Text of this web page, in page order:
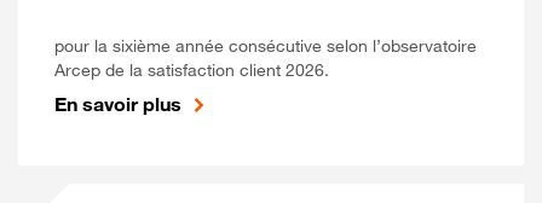
pour la sixième année consécutive selon l’observatoire
Arcep de la satisfaction client 2026.
En savoir plus